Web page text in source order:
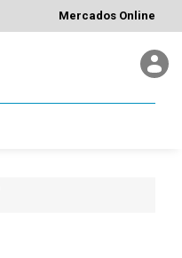
Mercados Online